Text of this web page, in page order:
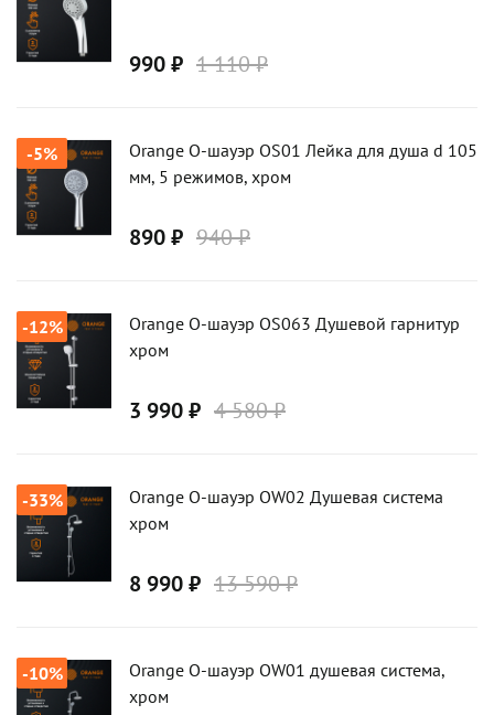
990 ₽ 1 110 ₽
-5%
Orange О-шауэр OS01 Лейка для душа d 105
мм, 5 режимов, хром
890 ₽ 940 ₽
-12%
Orange О-шауэр OS063 Душевой гарнитур
хром
3 990 ₽ 4 580 ₽
-33%
Orange О-шауэр OW02 Душевая система
хром
8 990 ₽ 13 590 ₽
-10%
Orange О-шауэр OW01 душевая система,
хром